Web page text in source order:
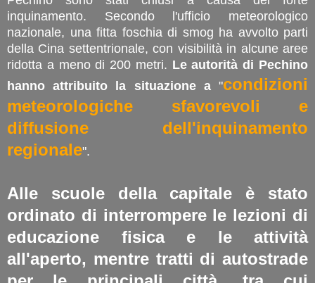
inquinamento. Secondo l'ufficio meteorologico
nazionale, una fitta foschia di smog ha avvolto parti
della Cina settentrionale, con visibilità in alcune aree
ridotta a meno di 200 metri. Le autorità di Pechino
hanno attribuito la situazione a"condizioni
meteorologiche sfavorevoli e
diffusione dell'inquinamento
regionale".
Alle scuole della capitale è stato
ordinato di interrompere le lezioni di
educazione fisica e le attività
all'aperto, mentre tratti di autostrade